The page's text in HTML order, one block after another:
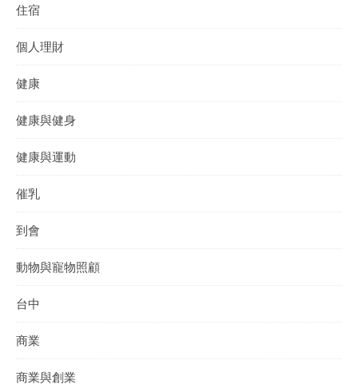
住宿
個人理財
健康
健康與健身
健康與運動
催乳
到會
動物與寵物照顧
台中
商業
商業與創業